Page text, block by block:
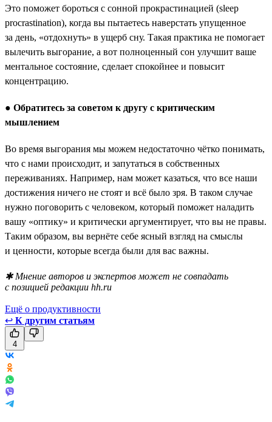
Это поможет бороться с сонной прокрастинацией (sleep
procrastination), когда вы пытаетесь наверстать упущенное
за день, «отдохнуть» в ущерб сну. Такая практика не помогает
вылечить выгорание, а вот полноценный сон улучшит ваше
ментальное состояние, сделает спокойнее и повысит
концентрацию.
● Обратитесь за советом к другу с критическим
мышлением
Во время выгорания мы можем недостаточно чётко понимать,
что с нами происходит, и запутаться в собственных
переживаниях. Например, нам может казаться, что все наши
достижения ничего не стоят и всё было зря. В таком случае
нужно поговорить с человеком, который поможет наладить
вашу «оптику» и критически аргументирует, что вы не правы.
Таким образом, вы вернёте себе ясный взгляд на смыслы
и ценности, которые всегда были для вас важны.
✱ Мнение авторов и экспертов может не совпадать
с позицией редакции hh.ru
Ещё о продуктивности
↩ К другим статьям
4